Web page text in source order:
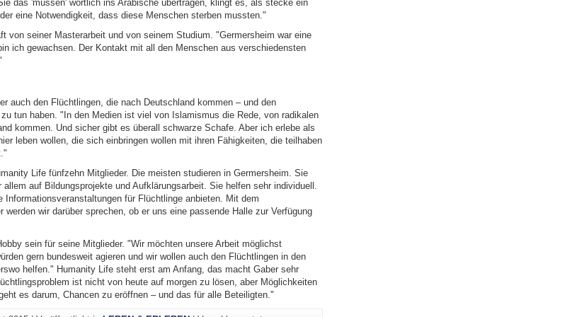
das 'müssen' wörtlich ins Arabische übertragen, klingt es, als stecke ein
eine Notwendigkeit, dass diese Menschen sterben mussten."
von seiner Masterarbeit und von seinem Studium. "Germersheim war eine
ich gewachsen. Der Kontakt mit all den Menschen aus verschiedensten
auch den Flüchtlingen, die nach Deutschland kommen – und den
tun haben. "In den Medien ist viel von Islamismus die Rede, von radikalen
kommen. Und sicher gibt es überall schwarze Schafe. Aber ich erlebe als
leben wollen, die sich einbringen wollen mit ihren Fähigkeiten, die teilhaben
Life fünfzehn Mitglieder. Die meisten studieren in Germersheim. Sie
auf Bildungsprojekte und Aufklärungsarbeit. Sie helfen sehr individuell.
Informationsveranstaltungen für Flüchtlinge anbieten. Mit dem
werden wir darüber sprechen, ob er uns eine passende Halle zur Verfügung
sein für seine Mitglieder. "Wir möchten unsere Arbeit möglichst
gern bundesweit agieren und wir wollen auch den Flüchtlingen in den
helfen." Humanity Life steht erst am Anfang, das macht Gaber sehr
ist nicht von heute auf morgen zu lösen, aber Möglichkeiten
es darum, Chancen zu eröffnen – und das für alle Beteiligten."